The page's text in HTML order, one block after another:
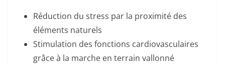
Réduction du stress par la proximité des
éléments naturels
Stimulation des fonctions cardiovasculaires
grâce à la marche en terrain vallonné